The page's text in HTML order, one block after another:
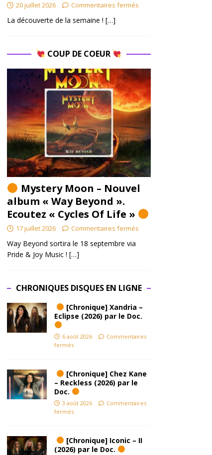
20 juillet 2026 Commentaires fermés
La découverte de la semaine ! […]
COUP DE COEUR
Mystery Moon – Nouvel
album « Way Beyond ».
Ecoutez « Cycles Of Life »
17 juillet 2026 Commentaires fermés
Way Beyond sortira le 18 septembre via
Pride & Joy Music ! […]
CHRONIQUES DISQUES EN LIGNE
[Chronique] Xandria –
Eclipse (2026) par le Doc.
6 août 2026
Commentaires
fermés
[Chronique] Chez Kane
– Reckless (2026) par le
Doc.
3 août 2026
Commentaires
fermés
[Chronique] Iconic – II
(2026) par le Doc.